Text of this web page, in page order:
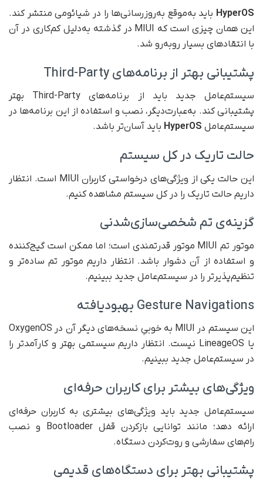
HyperOS باید به‌موقع به‌روز‌رسانی‌ها را در شیائومی منتشر کند.
این همان چیزی است که MIUI در گذشته به‌دلیل کم‌کاری در آن
با انتقاد‌های بسیار روبه‌رو شد.
پشتیبانی بهتر از برنامه‌های Third-Party
سیستم‌عامل جدید باید از برنامه‌های Third-Party بهتر
پشتیبانی کند. به‌عبارت‌دیگر، نصب و استفاده از این برنامه‌ها در
سیستم‌عامل HyperOS باید آسان‌تر باشد.
حالت تاریک در کل سیستم
این حالت یکی از ویژگی‌های درخواستی کاربران MIUI است. انتظار
داریم حالت تاریک را در کل سیستم مشاهده کنیم.
گزینه‌ی تم شخصی‌سازی‌شدنی
موتور تم MIUI موتور قدرتمندی است؛ اما ممکن است گیج‌کننده
و استفاده از آن دشوار باشد. انتظار داریم موتور تم ساده‌تر و
تنظیم‌پذیرتر را در سیستم‌عامل جدید ببینیم.
Gesture Navigations بهبود‌یافته
این سیستم در MIUI به خوبیِ نسخه‌های دیگر آن در OxygenOS
یا LineageOS نیست. انتظار داریم سیستمی بهتر و کارآمد‌تر را
در سیستم‌عامل جدید ببینیم.
ویژگی‌های بیشتر برای کاربران حرفه‌ای
سیستم‌عامل جدید باید ویژگی‌های بیشتری به کاربران حرفه‌ای
ارائه دهد؛ مانند توانایی باز‌کردن قفل Bootloader و نصب
رام‌های سفارشی و روت‌کردن دستگاه.
پشتیبانی بهتر برای دستگاه‌های قدیمی